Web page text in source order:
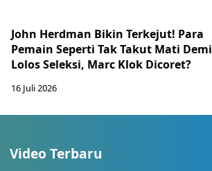
John Herdman Bikin Terkejut! Para
Pemain Seperti Tak Takut Mati Demi
Lolos Seleksi, Marc Klok Dicoret?
16 Juli 2026
Video Terbaru